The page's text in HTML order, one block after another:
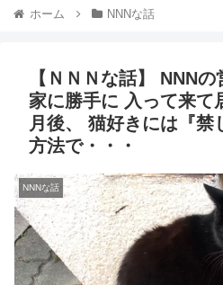
ホーム NNNな話
【ＮＮＮな話】 NNN
家に勝手に 入って来て
月後、 猫好きには『禁
方法で・・・
NNNな話